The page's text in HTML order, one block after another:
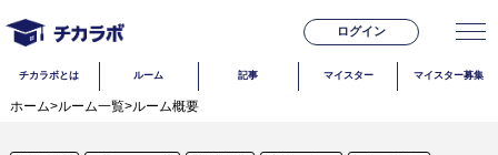
ログイン
チカラボとは ルーム 記事 マイスター マイスター募集
ホーム>ルーム一覧>ルーム概要